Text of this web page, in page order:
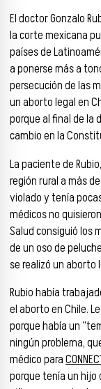
El doctor Gonzalo
la corte mexicana
países de
a ponerse más a
persecución de las
un aborto legal en
porque al final de la
cambio en la
La paciente de
región rural a más
violado y tenía
médicos no
Salud consiguió los
de un oso de
se realizó un aborto
Rubio había
el aborto en Chile.
porque había un
ningún problema,
médico para
porque tenía un hijo